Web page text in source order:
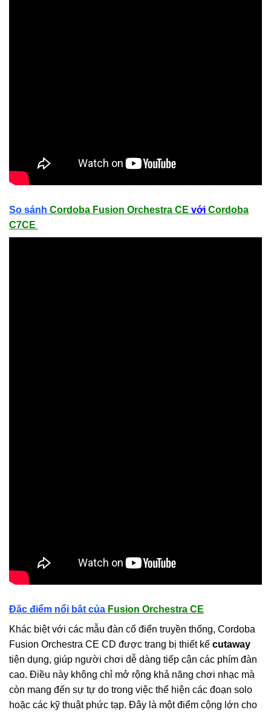
So sánh Cordoba Fusion Orchestra CE với Cordoba
C7CE
Đặc điểm nổi bật của Fusion Orchestra CE
Khác biệt với các mẫu đàn cổ điển truyền thống, Cordoba
Fusion Orchestra CE CD được trang bị thiết kế cutaway
tiện dụng, giúp người chơi dễ dàng tiếp cận các phím đàn
cao. Điều này không chỉ mở rộng khả năng chơi nhạc mà
còn mang đến sự tự do trong việc thể hiện các đoạn solo
hoặc các kỹ thuật phức tạp. Đây là một điểm cộng lớn cho